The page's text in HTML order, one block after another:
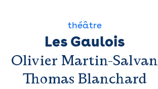
théâtre
Les Gaulois
Olivier Martin-Salvan
Thomas Blanchard